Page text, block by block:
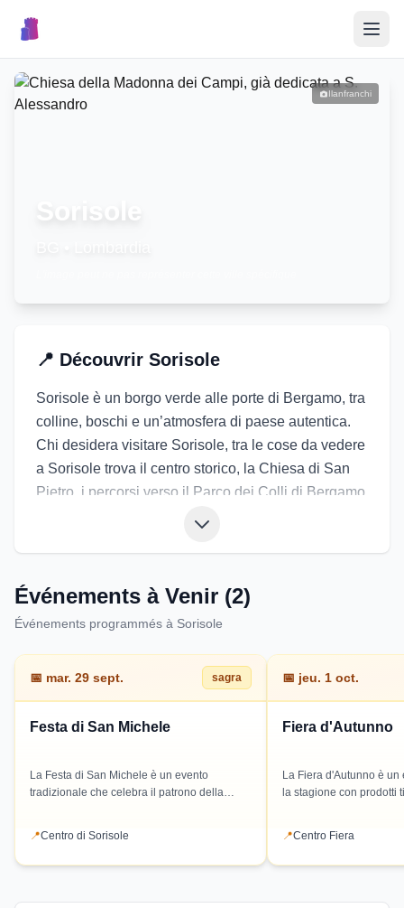
🎉Événements
Sorisole
Ilanfranchi
📍 Découvrir Sorisole
Sorisole è un borgo verde alle porte di Bergamo, tra
colline, boschi e un’atmosfera di paese autentica.
Chi desidera visitare Sorisole, tra le cose da vedere
a Sorisole trova il centro storico, la Chiesa di San
Pietro, i percorsi verso il Parco dei Colli di Bergamo
polenta e formaggi locali. Gli eventi di Sorisole
includono feste patronali, sagre e rassegne estive.
Gli eventi a Sorisole animano la comunità con
mercatini, musica e convivialità tra il verde.
Événements à Venir (2)
Événements programmés à Sorisole
📅 mar. 29 sept. sagra
Festa di San Michele
La Festa di San Michele è un evento
tradizionale che celebra il patrono della
📍Centro di Sorisole
📅 jeu. 1 oct.
Fiera d'Autunno
La Fiera d'Autunno è
la stagione con prodotti
📍Centro Fiera